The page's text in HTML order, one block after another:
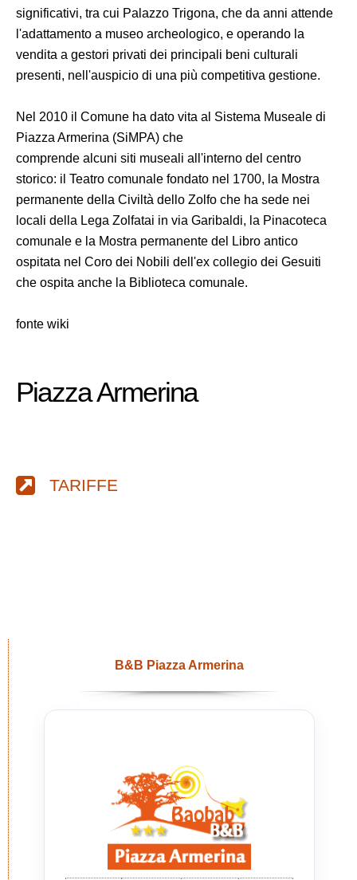
significativi, tra cui Palazzo Trigona, che da anni attende
l'adattamento a museo archeologico, e operando la
vendita a gestori privati dei principali beni culturali
presenti, nell'auspicio di una più competitiva gestione.
Nel 2010 il Comune ha dato vita al Sistema Museale di
Piazza Armerina (SiMPA) che
comprende alcuni siti museali all'interno del centro
storico: il Teatro comunale fondato nel 1700, la Mostra
permanente della Civiltà dello Zolfo che ha sede nei
locali della Lega Zolfatai in via Garibaldi, la Pinacoteca
comunale e la Mostra permanente del Libro antico
ospitata nel Coro dei Nobili dell'ex collegio dei Gesuiti
che ospita anche la Biblioteca comunale.
fonte wiki
Piazza Armerina
TARIFFE
B&B Piazza Armerina